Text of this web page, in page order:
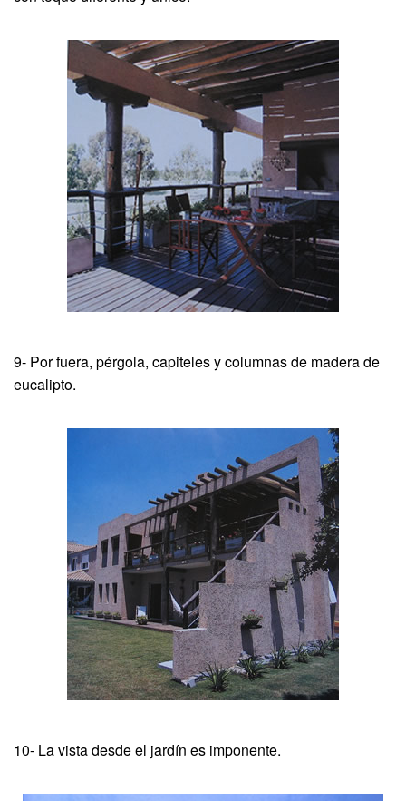
9- Por fuera, pérgola, capiteles y columnas de madera de
eucalipto.
10- La vista desde el jardín es imponente.